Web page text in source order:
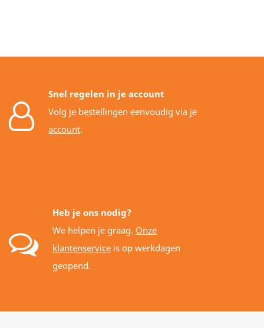
Snel regelen in je account
Volg je bestellingen eenvoudig via je
account.
Heb je ons nodig?
We helpen je graag. Onze
klantenservice is op werkdagen
geopend.